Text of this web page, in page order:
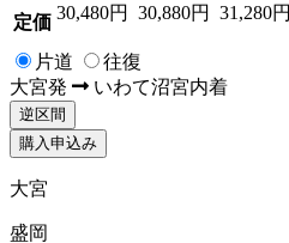
定価 30,480円 30,880円 31,280円
片道
往復
大宮発 いわて沼宮内着
逆区間
購入申込み
大宮
盛岡